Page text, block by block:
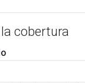
cobertura